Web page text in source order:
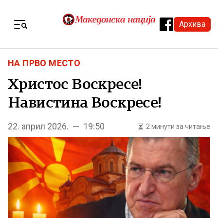
Архива
НА ПРВО МЕСТО
Христос Воскресе!
Навистина Воскресе!
22. април 2026. — 19:50 2 минути за читање